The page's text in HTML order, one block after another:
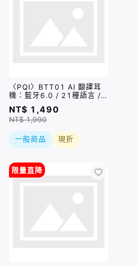
〈PQI〉BTT01 AI 翻譯耳
機：藍牙6.0 / 21種語言 /
6種翻譯模式
NT$ 1,490
NT$ 1,990
一般商品 現折
限量直降